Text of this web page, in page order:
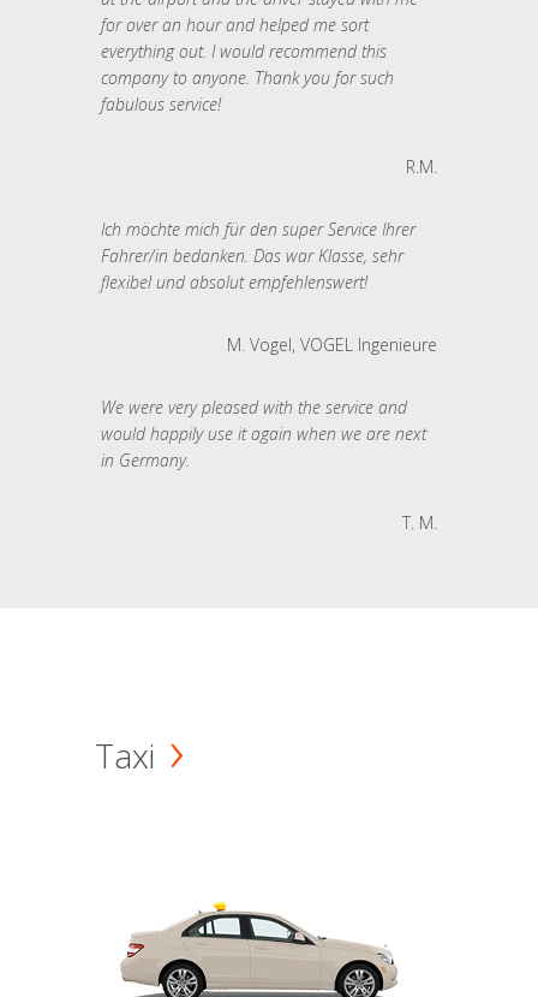
for over an hour and helped me sort
everything out. I would recommend this
company to anyone. Thank you for such
fabulous service!
R.M.
Ich möchte mich für den super Service Ihrer
Fahrer/in bedanken. Das war Klasse, sehr
flexibel und absolut empfehlenswert!
M. Vogel, VOGEL Ingenieure
We were very pleased with the service and
would happily use it again when we are next
in Germany.
T. M.
Taxi